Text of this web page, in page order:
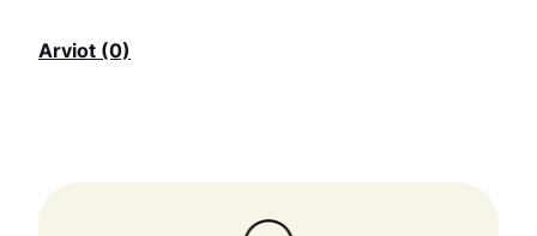
Arviot (0)